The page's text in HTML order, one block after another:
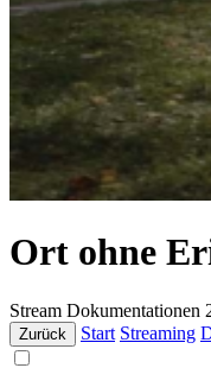
Ort ohne
Stream Dokumentationen
Zurück Start Streaming